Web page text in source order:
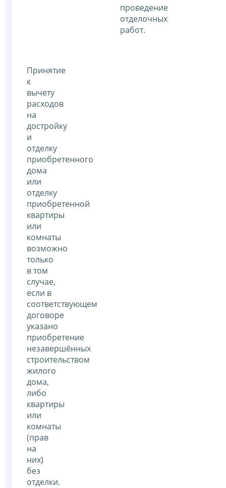
проведение
отделочных
работ.
Принятие
к
вычету
расходов
на
достройку
и
отделку
приобретенного
дома
или
отделку
приобретенной
квартиры
или
комнаты
возможно
только
в том
случае,
если в
соответствующем
договоре
указано
приобретение
незавершённых
строительством
жилого
дома,
либо
квартиры
или
комнаты
(прав
на
них)
без
отделки.